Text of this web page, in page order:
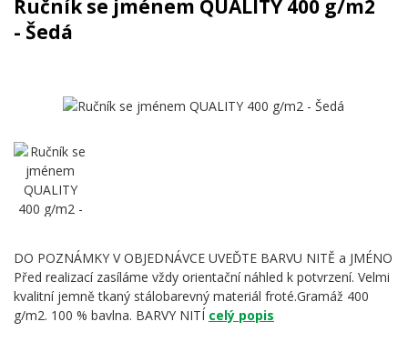
Ručník se jménem QUALITY 400 g/m2
- Šedá
DO POZNÁMKY V OBJEDNÁVCE UVEĎTE BARVU NITĚ a JMÉNO
Před realizací zasíláme vždy orientační náhled k potvrzení. Velmi
kvalitní jemně tkaný stálobarevný materiál froté.Gramáž 400
g/m2. 100 % bavlna. BARVY NITÍ celý popis